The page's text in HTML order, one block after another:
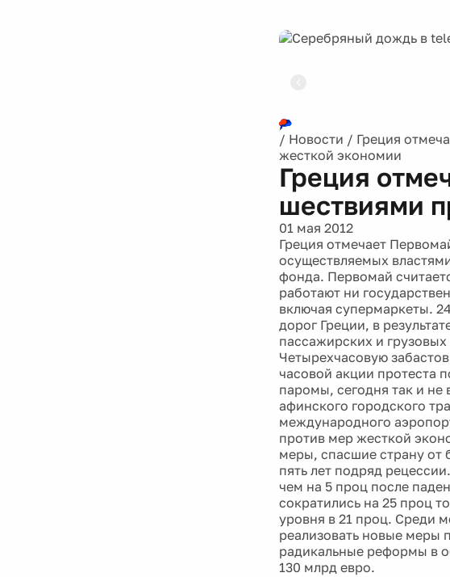
/ Новости / Греция
жесткой экономии
Греция
шествиями
01 мая 2012
Греция отмечает
осуществляемых
фонда. Первомай
работают ни
включая супермаркеты.
дорог Греции, в
пассажирских и
Четырехчасовую
часовой акции протеста
паромы, сегодня так и
афинского городского
международного
против мер жесткой
меры, спасшие страну от
пять лет подряд
чем на 5 проц после
сократились на 25 проц
уровня в 21 проц. Среди
реализовать новые меры
радикальные реформы в
130 млрд евро.